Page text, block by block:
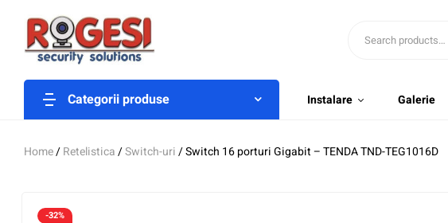
Categorii produse Instalare Galerie
Home/Retelistica/Switch-uri/ Switch 16 porturi Gigabit – TENDA TND-TEG1016D
-32%